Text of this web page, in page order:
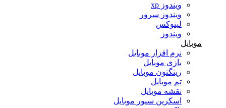
ویندوز xp
ویندوز سرور
لینوکس
ویندوز
موبایل
نرم افزار موبایل
بازی موبایل
رینگتون موبایل
تم موبایل
نقشه موبایل
اسکرین سیور موبایل